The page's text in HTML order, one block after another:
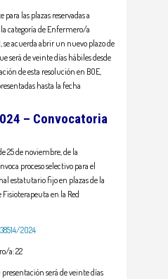
las plazas reservadas a
categoría de Enfermero/a
acuerda abrir un nuevo plazo de
será de veinte días hábiles desde
de esta resolución en BOE,
hasta la fecha
– Convocatoria
25 de noviembre, de la
proceso selectivo para el
estatutario fijo en plazas de la
en la Red
2024
a: 22
presentación será de veinte días